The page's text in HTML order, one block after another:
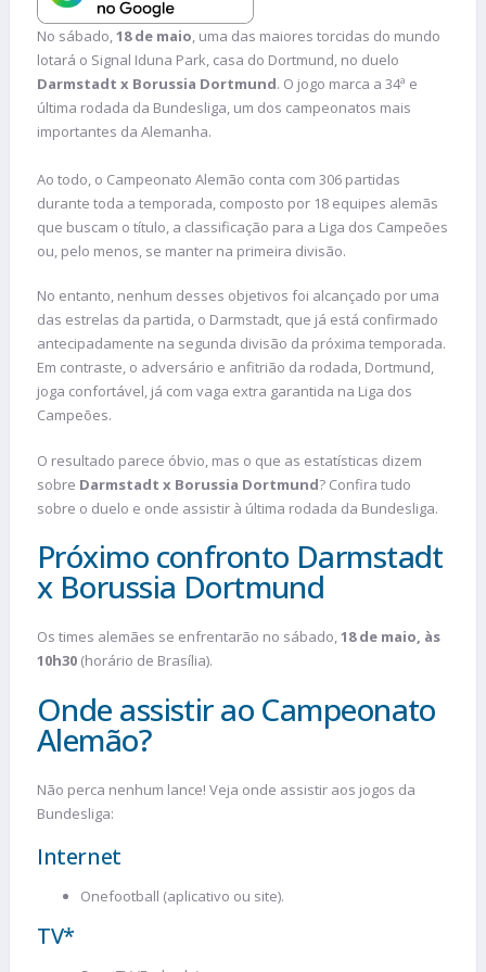
No sábado,18 de maio, uma das maiores torcidas do mundo
lotará o Signal Iduna Park, casa do Dortmund, no duelo
Darmstadt x Borussia Dortmund. O jogo marca a 34ª e
última rodada da Bundesliga, um dos campeonatos mais
importantes da Alemanha.
Ao todo, o Campeonato Alemão conta com 306 partidas
durante toda a temporada, composto por 18 equipes alemãs
que buscam o título, a classificação para a Liga dos Campeões
ou, pelo menos, se manter na primeira divisão.
No entanto, nenhum desses objetivos foi alcançado por uma
das estrelas da partida, o Darmstadt, que já está confirmado
antecipadamente na segunda divisão da próxima temporada.
Em contraste, o adversário e anfitrião da rodada, Dortmund,
joga confortável, já com vaga extra garantida na Liga dos
Campeões.
O resultado parece óbvio, mas o que as estatísticas dizem
sobre Darmstadt x Borussia Dortmund? Confira tudo
sobre o duelo e onde assistir à última rodada da Bundesliga.
Próximo confronto Darmstadt
x Borussia Dortmund
Os times alemães se enfrentarão no sábado,18 de maio, às
10h30 (horário de Brasília).
Onde assistir ao Campeonato
Alemão?
Não perca nenhum lance! Veja onde assistir aos jogos da
Bundesliga:
Internet
Onefootball (aplicativo ou site).
TV*